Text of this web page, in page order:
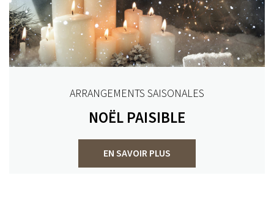
ARRANGEMENTS SAISONALES
NOËL PAISIBLE
EN SAVOIR PLUS